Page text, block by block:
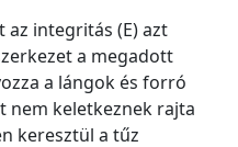
az integritás (E) azt
a megadott
a lángok és forró
nem keletkeznek rajta
keresztül a tűz